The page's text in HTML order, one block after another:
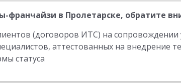
франчайзи в Пролетарске, обратите
(договоров ИТС) на
аттестованных на внедрение
статуса